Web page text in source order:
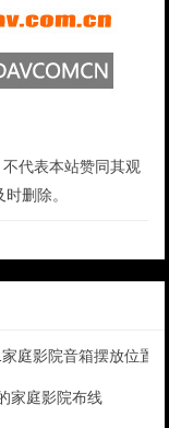
代表本站赞同其观
删除。
庭影院音箱摆放位置
区
家庭影院布线